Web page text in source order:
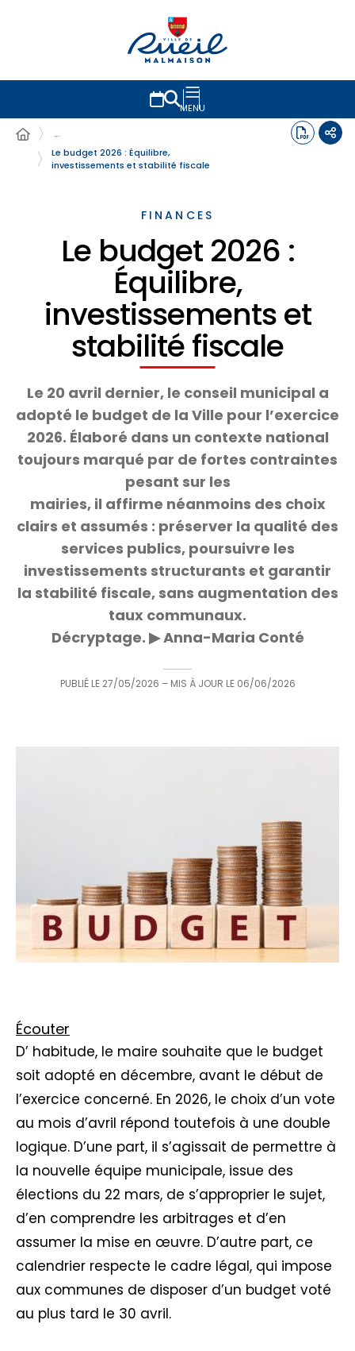
MENU
…
Le budget 2026 : Équilibre,
investissements et stabilité fiscale
FINANCES
Le budget 2026 :
Équilibre,
investissements et
stabilité fiscale
Le 20 avril dernier, le conseil municipal a
adopté le budget de la Ville pour l’exercice
2026. Élaboré dans un contexte national
toujours marqué par de fortes contraintes
pesant sur les
mairies, il affirme néanmoins des choix
clairs et assumés : préserver la qualité des
services publics, poursuivre les
investissements structurants et garantir
la stabilité fiscale, sans augmentation des
taux communaux.
Décryptage. ▶ Anna-Maria Conté
PUBLIÉ LE 27/05/2026 – MIS À JOUR LE 06/06/2026
Écouter
D’ habitude, le maire souhaite que le budget
soit adopté en décembre, avant le début de
l’exercice concerné. En 2026, le choix d’un vote
au mois d’avril répond toutefois à une double
logique. D’une part, il s’agissait de permettre à
la nouvelle équipe municipale, issue des
élections du 22 mars, de s’approprier le sujet,
d’en comprendre les arbitrages et d’en
assumer la mise en œuvre. D’autre part, ce
calendrier respecte le cadre légal, qui impose
aux communes de disposer d’un budget voté
au plus tard le 30 avril.